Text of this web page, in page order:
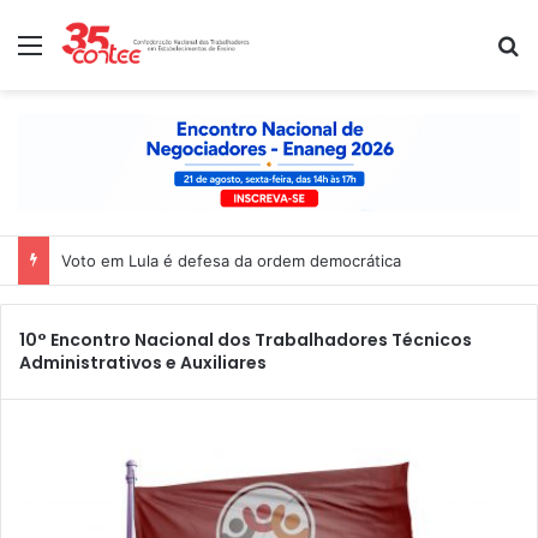
Menu
Voto em Lula é defesa da ordem democrática
10° Encontro Nacional dos Trabalhadores Técnicos
Administrativos e Auxiliares